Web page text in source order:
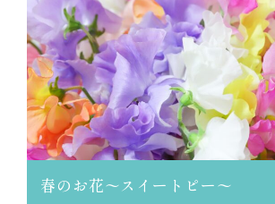
春のお花〜スイートピー〜